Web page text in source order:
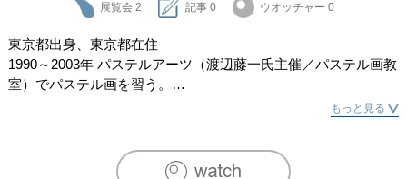
展覧会 2 記事 0 ウオッチャー 0
東京都出身、東京都在住
1990～2003年 パステルアーツ（渡辺藤一氏主催／パステル画教
室）でパステル画を習う。
2004年～ ザボハウスで水彩画、油彩画を、2010年～ザボハウス
もっと見る